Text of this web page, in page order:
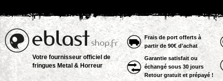
Votre fournisseur officiel de
fringues Metal & Horreur
Frais de port offerts à
partir de 90€ d'achat
Garantie satisfait ou
échangé sous 30 jours
Retour gratuit et prépayé !